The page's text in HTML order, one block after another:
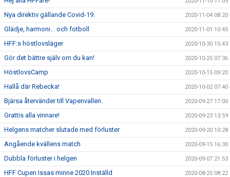
Nya direktiv gällande Covid-19. 2020-11-04 08:20
Glädje, harmoni… och fotboll 2020-11-01 10:45
HFF:s höstlovsläger 2020-10-30 15:43
Gör det bättre själv om du kan! 2020-10-25 07:36
HöstlovsCamp 2020-10-15 09:20
Hallå där Rebecka! 2020-10-02 07:40
Bjärsa återvänder till Vapenvallen. 2020-09-27 17:00
Grattis alla vinnare! 2020-09-23 13:59
Helgens matcher slutade med förluster 2020-09-20 10:28
Angående kvällens match 2020-09-15 16:30
Dubbla förluster i helgen 2020-09-07 21:53
HFF Cupen Issas minne 2020 Inställd 2020-08-25 08:22